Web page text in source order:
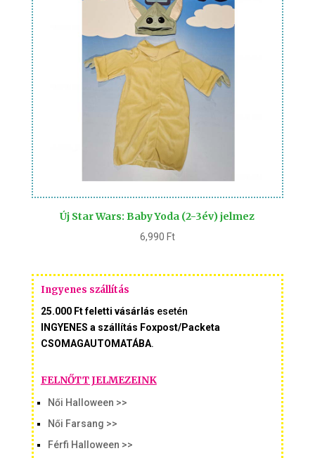
Új Star Wars: Baby Yoda (2-3év) jelmez
6,990 Ft
Ingyenes szállítás
25.000 Ft feletti vásárlás esetén
INGYENES a szállítás Foxpost/Packeta
CSOMAGAUTOMATÁBA.
FELNŐTT JELMEZEINK
Női Halloween >>
Női Farsang >>
Férfi Halloween >>